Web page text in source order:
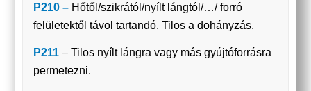
P210 – Hőtől/szikrától/nyílt lángtól/…/ forró
felületektől távol tartandó. Tilos a dohányzás.
P211– Tilos nyílt lángra vagy más gyújtóforrásra
permetezni.